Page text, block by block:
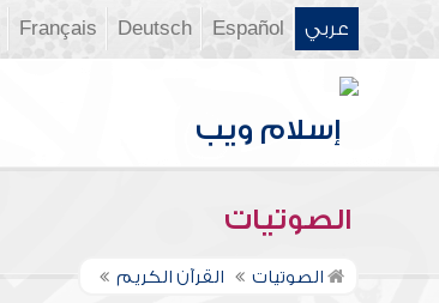
عربي Español
Deutsch
Français
الصوتيات
الصوتيات القرآن الكريم